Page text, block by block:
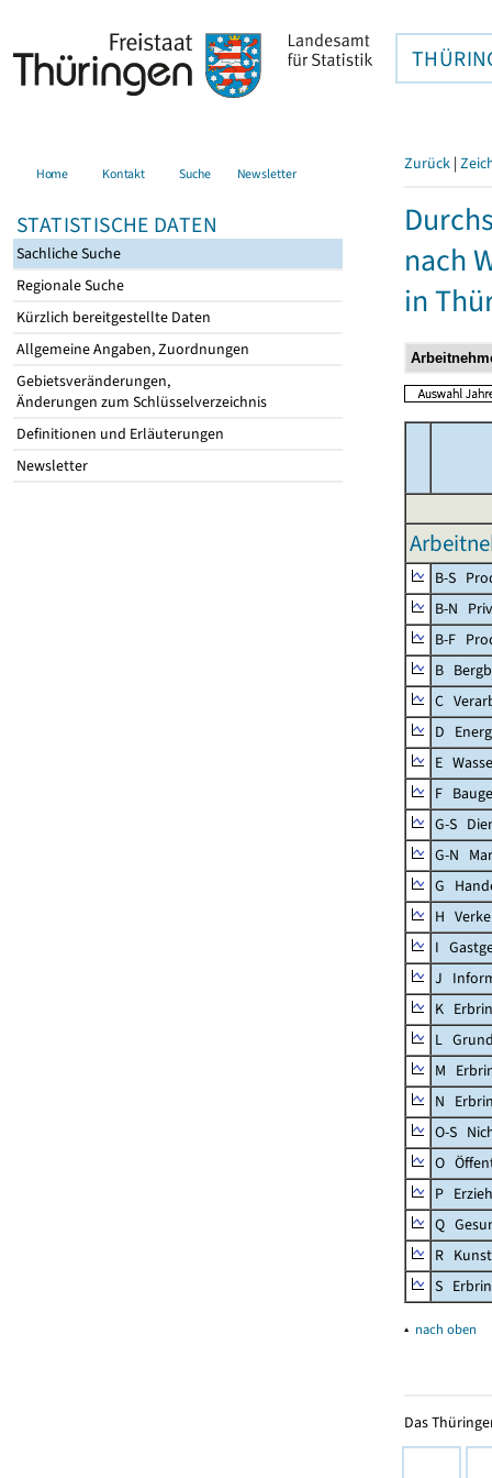
Home Kontakt Suche Newsletter
STATISTISCHE DATEN
Sachliche Suche
Regionale Suche
Kürzlich bereitgestellte Daten
Allgemeine Angaben, Zuordnungen
Gebietsveränderungen,
Änderungen zum Schlüsselverzeichnis
Definitionen und Erläuterungen
Newsletter
Zurück |
nach
in
B-S
B-N
B-F
B
C
D
E
F
G-S
G-N
G
H
I
J
K
L
M
N
O-S
O
P
Q
R
S
▴ nach oben
Das